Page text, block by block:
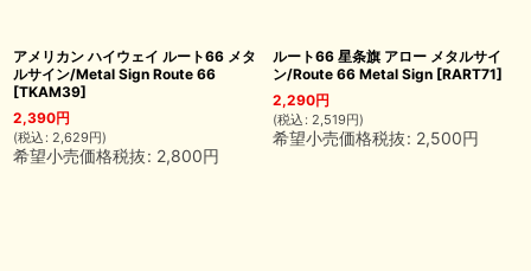
アメリカン ハイウェイ ルート66 メタ
ルサイン/Metal Sign Route 66
[TKAM39]
2,390円
(税込 : 2,629円)
希望小売価格税抜: 2,800円
ルート66 星条旗 アロー メタルサイ
ン/Route 66 Metal Sign [RART71]
2,290円
(税込 : 2,519円)
希望小売価格税抜: 2,500円